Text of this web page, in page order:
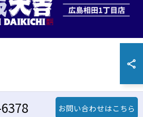
お問い合わせはこちら